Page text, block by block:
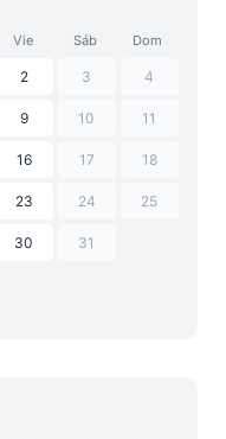
Vie Sáb Dom
2 3 4
9 10 11
16 17 18
23 24 25
30 31